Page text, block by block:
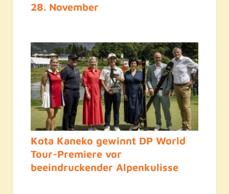
28. November
Kota Kaneko gewinnt DP World
Tour-Premiere vor
beeindruckender Alpenkulisse